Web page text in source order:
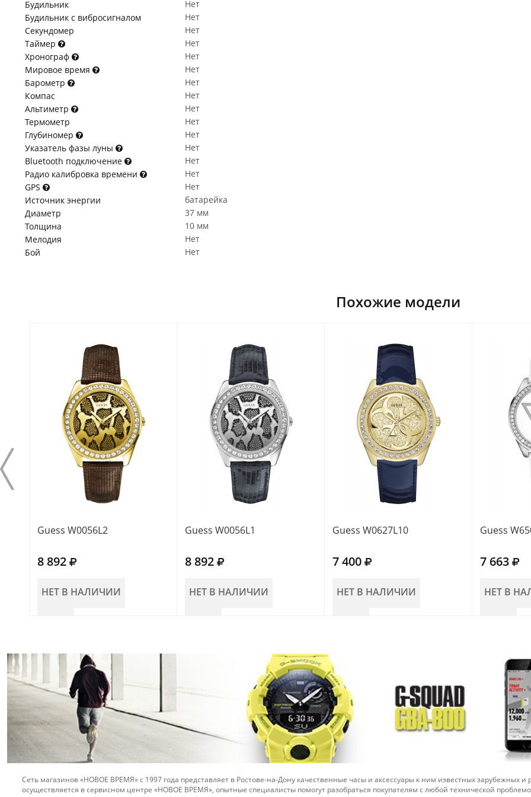
Будильник
Нет
Будильник с вибросигналом
Нет
Секундомер
Нет
Таймер
Нет
Хронограф
Нет
Мировое время
Нет
Барометр
Нет
Компас
Нет
Альтиметр
Нет
Термометр
Нет
Глубиномер
Нет
Указатель фазы луны
Нет
Bluetooth подключение
Нет
Радио калибровка времени
Нет
GPS
Нет
Источник энергии
батарейка
Диаметр
37 мм
Толщина
10 мм
Мелодия
Нет
Бой
Нет
Похожие модели
Guess W0056L2
8 892
НЕТ В НАЛИЧИИ
Guess W0056L1
8 892
НЕТ В НАЛИЧИИ
Guess W0627L10
7 400
НЕТ В НАЛИЧИИ
Guess
7 663
НЕТ В
Сеть магазинов «НОВОЕ ВРЕМЯ» с 1997 года представляет в Ростове-на-Дону качественные часы и аксессуары к ним известных зарубежных
осуществляется в сервисном центре «НОВОЕ ВРЕМЯ», опытные специалисты помогут разобраться покупателям с любой технической